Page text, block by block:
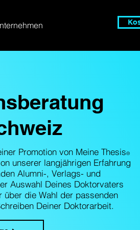
Promotion von Meine Thesis®
unserer langjährigen Erfahrung
Alumni-, Verlags- und
Auswahl Deines Doktorvaters
über die Wahl der passenden
Deiner Doktorarbeit.